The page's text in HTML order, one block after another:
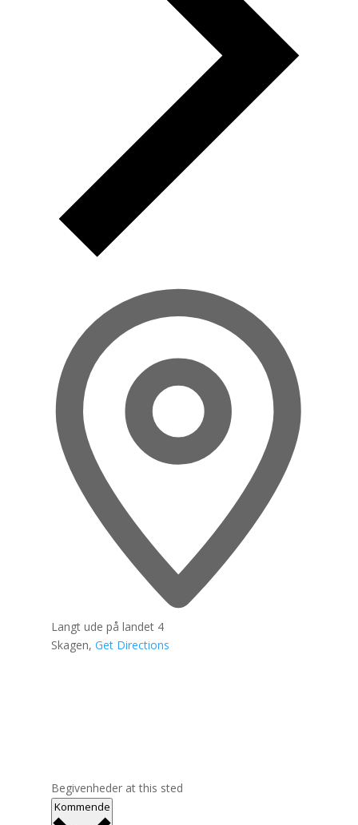
Langt ude på landet 4
Skagen, Get Directions
Begivenheder at this sted
KommendeVælg